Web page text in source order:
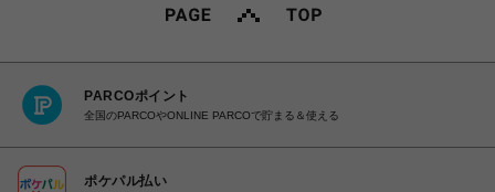
PARCOポイント
全国のPARCOやONLINE PARCOで貯まる＆使える
ポケパル払い